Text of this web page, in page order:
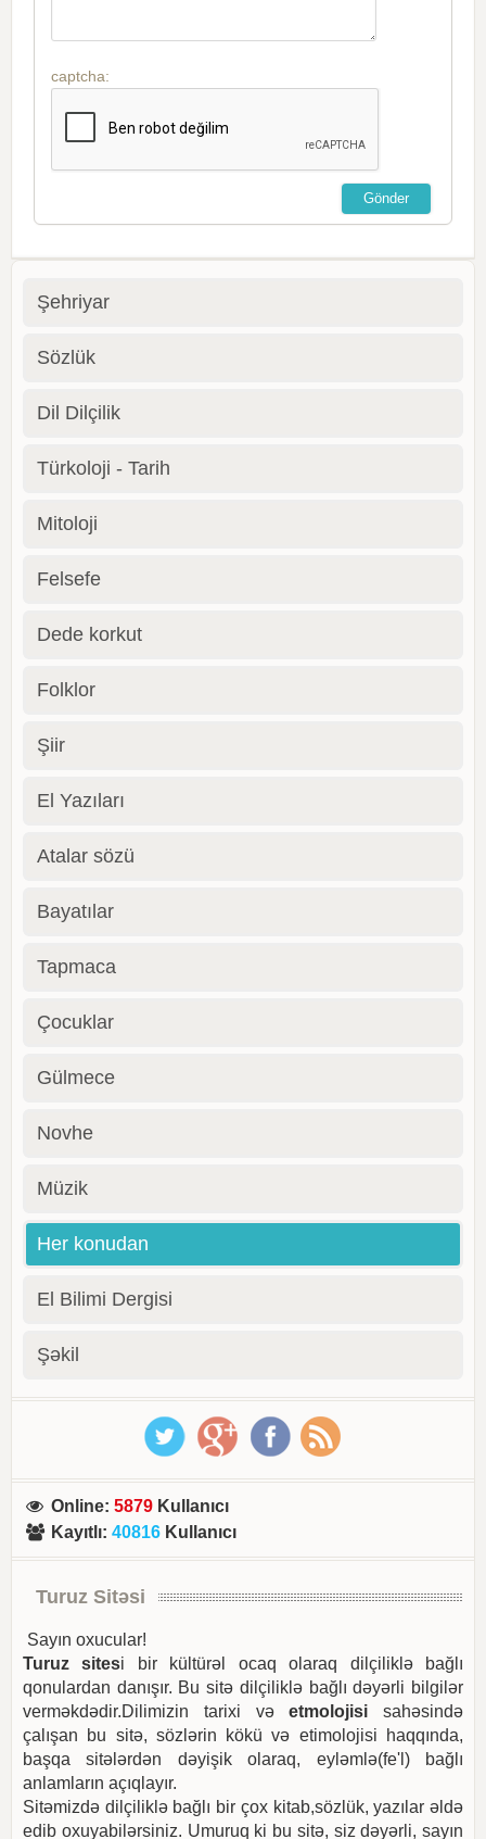
captcha:
Şehriyar
Sözlük
Dil Dilçilik
Türkoloji - Tarih
Mitoloji
Felsefe
Dede korkut
Folklor
Şiir
El Yazıları
Atalar sözü
Bayatılar
Tapmaca
Çocuklar
Gülmece
Novhe
Müzik
Her konudan
El Bilimi Dergisi
Şəkil
Online:5879 Kullanıcı
Kayıtlı:40816 Kullanıcı
Turuz Sitəsi
Sayın oxucular!
Turuz sitesi bir kültürəl ocaq olaraq dilçiliklə bağlı
qonulardan danışır. Bu sitə dilçiliklə bağlı dəyərli bilgilər
verməkdədir.Dilimizin tarixi vəetmolojisi sahəsində
çalışan bu sitə, sözlərin kökü və etimolojisi haqqında,
başqa sitələrdən dəyişik olaraq, eyləmlə(fe'l) bağlı
anlamların açıqlayır.
Sitəmizdə dilçiliklə bağlı bir çox kitab,sözlük, yazılar əldə
edib oxuyabilərsiniz. Umuruq ki bu sitə, siz dəyərli, sayın